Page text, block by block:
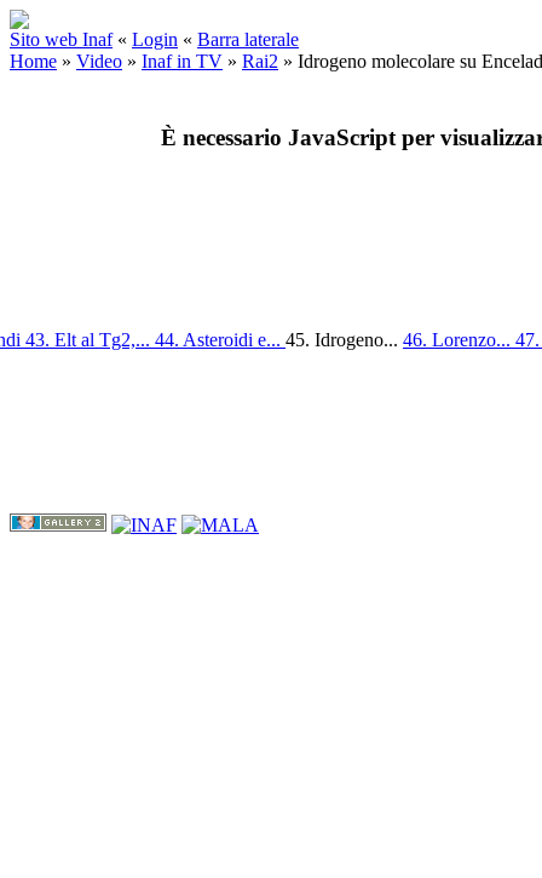
Sito web Inaf « Login « Barra laterale
Home » Video » Inaf in TV » Rai2 » Idrogeno molecolare su
È necessario JavaScript per
43. Elt al Tg2,... 44. Asteroidi e... 45. Idrogeno... 46. Lorenzo...